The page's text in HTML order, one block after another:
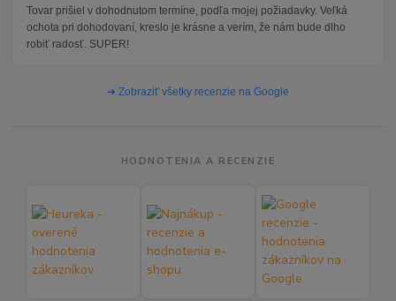
Tovar prišiel v dohodnutom termíne, podľa mojej požiadavky. Veľká
ochota pri dohodovaní, kreslo je krásne a verím, že nám bude dlho
robiť radosť. SUPER!
➜ Zobraziť všetky recenzie na Google
HODNOTENIA A RECENZIE